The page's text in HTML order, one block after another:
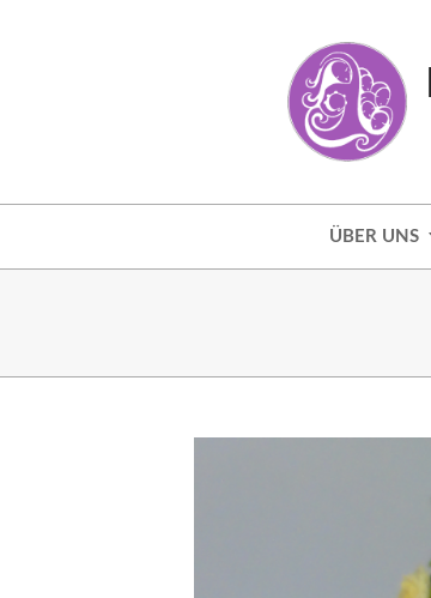
ÜBER UNS